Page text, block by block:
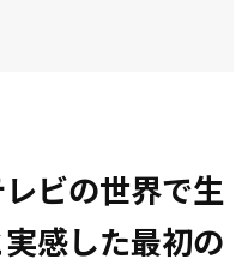
レビの世界で生
感した最初の